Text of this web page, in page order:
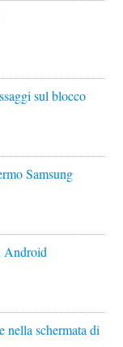
sul blocco
Samsung
Android
nella schermata di